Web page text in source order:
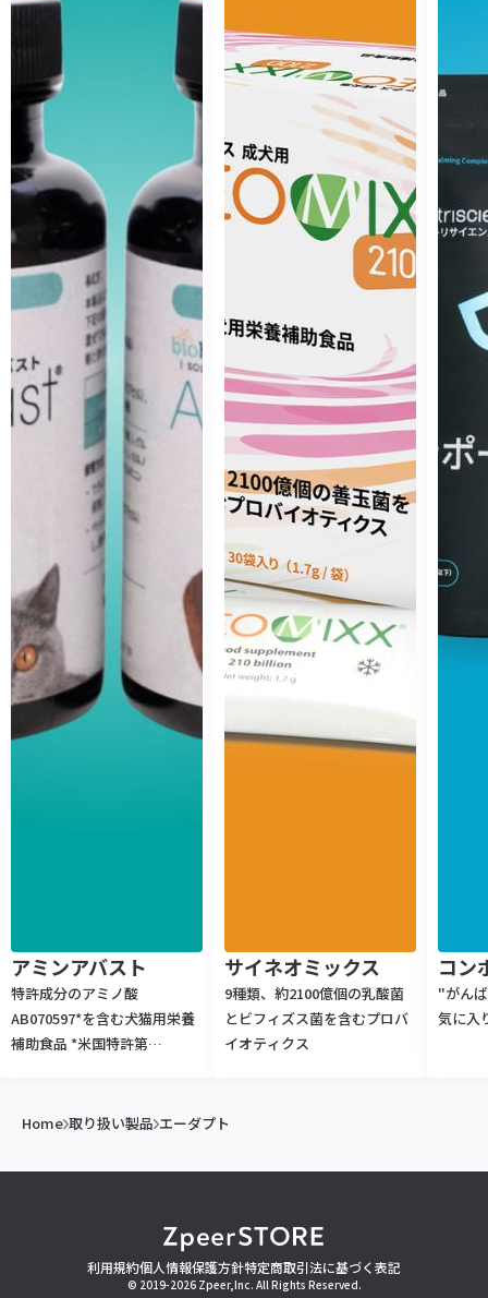
アミンアバスト
特許成分のアミノ酸
AB070597*を含む犬猫用栄養
補助食品 *米国特許第
サイネオミックス
9種類、約2100億個の乳酸菌
とビフィズス菌を含むプロバ
イオティクス
コン
"がん
気に入
Home 取り扱い製品 エーダプト
利用規約個人情報保護方針特定商取引法に基づく表記
© 2019-2026 Zpeer,Inc. All Rights Reserved.